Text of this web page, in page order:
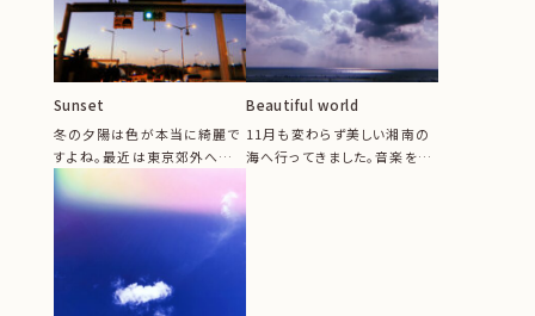
Sunset
冬の夕陽は色が本当に綺麗で
すよね。最近は東京郊外へ出
かけることが多く、帰りに美し
すぎるサン...
Beautiful world
11月も変わらず美しい湘南の
海へ行ってきました。音楽を聴